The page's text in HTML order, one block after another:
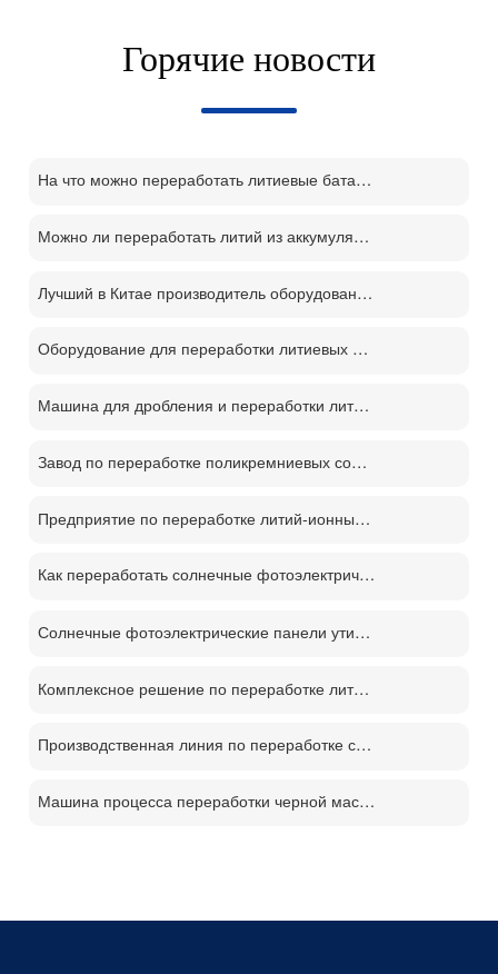
Горячие новости
На что можно переработать литиевые батареи?
Можно ли переработать литий из аккумуляторов?
Лучший в Китае производитель оборудования для переработки литий-ионных аккумуляторов
Оборудование для переработки литиевых батарей демонтаж отслуживших свой срок батарей процесс переработки м
Машина для дробления и переработки литиевых батарей
Завод по переработке поликремниевых солнечных панелей PV
Предприятие по переработке литий-ионных аккумуляторов
Как переработать солнечные фотоэлектрические панели？
Солнечные фотоэлектрические панели утилизации машина цена
Комплексное решение по переработке литиевых батарей
Производственная линия по переработке солнечных панелей PV
Машина процесса переработки черной массы батареи